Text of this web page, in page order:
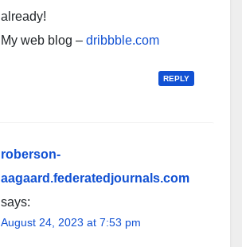
already!
My web blog – dribbble.com
REPLY
roberson-
aagaard.federatedjournals.com
says:
August 24, 2023 at 7:53 pm